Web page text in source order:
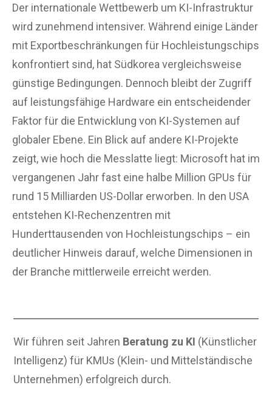
Der internationale Wettbewerb um KI-Infrastruktur
wird zunehmend intensiver. Während einige Länder
mit Exportbeschränkungen für Hochleistungschips
konfrontiert sind, hat Südkorea vergleichsweise
günstige Bedingungen. Dennoch bleibt der Zugriff
auf leistungsfähige Hardware ein entscheidender
Faktor für die Entwicklung von KI-Systemen auf
globaler Ebene. Ein Blick auf andere KI-Projekte
zeigt, wie hoch die Messlatte liegt: Microsoft hat im
vergangenen Jahr fast eine halbe Million GPUs für
rund 15 Milliarden US-Dollar erworben. In den USA
entstehen KI-Rechenzentren mit
Hunderttausenden von Hochleistungschips – ein
deutlicher Hinweis darauf, welche Dimensionen in
der Branche mittlerweile erreicht werden.
Wir führen seit Jahren Beratung zu KI (Künstlicher
Intelligenz) für KMUs (Klein- und Mittelständische
Unternehmen) erfolgreich durch.